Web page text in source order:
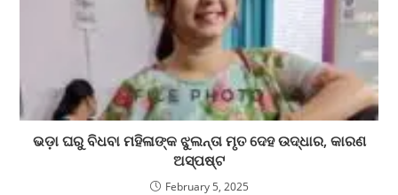
ଭଡ଼ା ଘରୁ ବିଧବା ମହିଳାଙ୍କ ଝୁଲନ୍ତା ମୃତ ଦେହ ଉଦ୍ଧାର, କାରଣ
ଅସ୍ପଷ୍ଟ
February 5, 2025